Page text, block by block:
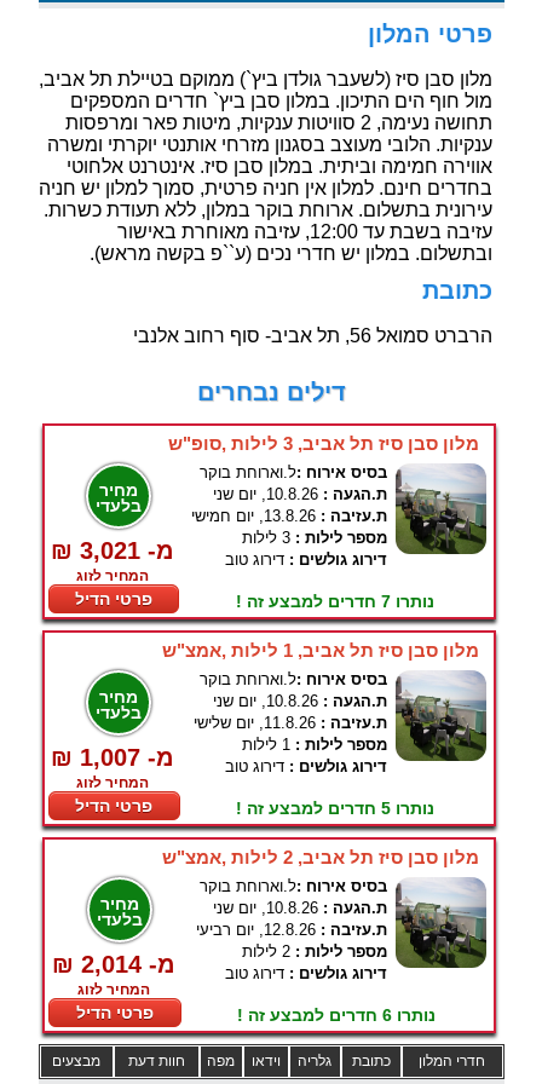
פרטי המלון
מלון סבן סיז (לשעבר גולדן ביץ`) ממוקם בטיילת תל אביב,
מול חוף הים התיכון. במלון סבן ביץ` חדרים המספקים
תחושה נעימה, 2 סוויטות ענקיות, מיטות פאר ומרפסות
ענקיות. הלובי מעוצב בסגנון מזרחי אותנטי יוקרתי ומשרה
אווירה חמימה וביתית. במלון סבן סיז. אינטרנט אלחוטי
בחדרים חינם. למלון אין חניה פרטית, סמוך למלון יש חניה
עירונית בתשלום. ארוחת בוקר במלון, ללא תעודת כשרות.
עזיבה בשבת עד 12:00, עזיבה מאוחרת באישור
ובתשלום. במלון יש חדרי נכים (ע``פ בקשה מראש).
כתובת
הרברט סמואל 56, תל אביב- סוף רחוב אלנבי
דילים נבחרים
מלון סבן סיז תל אביב, 3 לילות ,סופ"ש
מחיר
בלעדי
₪ 3,021 -מ
המחיר לזוג
פרטי הדיל
בסיס אירוח :ל.וארוחת בוקר
ת.הגעה : 10.8.26, יום שני
ת.עזיבה : 13.8.26, יום חמישי
מספר לילות : 3 לילות
דירוג גולשים : דירוג טוב
נותרו 7 חדרים למבצע זה !
מלון סבן סיז תל אביב, 1 לילות ,אמצ"ש
מחיר
בלעדי
₪ 1,007 -מ
המחיר לזוג
פרטי הדיל
בסיס אירוח :ל.וארוחת בוקר
ת.הגעה : 10.8.26, יום שני
ת.עזיבה : 11.8.26, יום שלישי
מספר לילות : 1 לילות
דירוג גולשים : דירוג טוב
נותרו 5 חדרים למבצע זה !
מלון סבן סיז תל אביב, 2 לילות ,אמצ"ש
מחיר
בלעדי
₪ 2,014 -מ
המחיר לזוג
פרטי הדיל
בסיס אירוח :ל.וארוחת בוקר
ת.הגעה : 10.8.26, יום שני
ת.עזיבה : 12.8.26, יום רביעי
מספר לילות : 2 לילות
דירוג גולשים : דירוג טוב
נותרו 6 חדרים למבצע זה !
מבצעים חוות דעת מפה וידאו גלריה כתובת חדרי המלון